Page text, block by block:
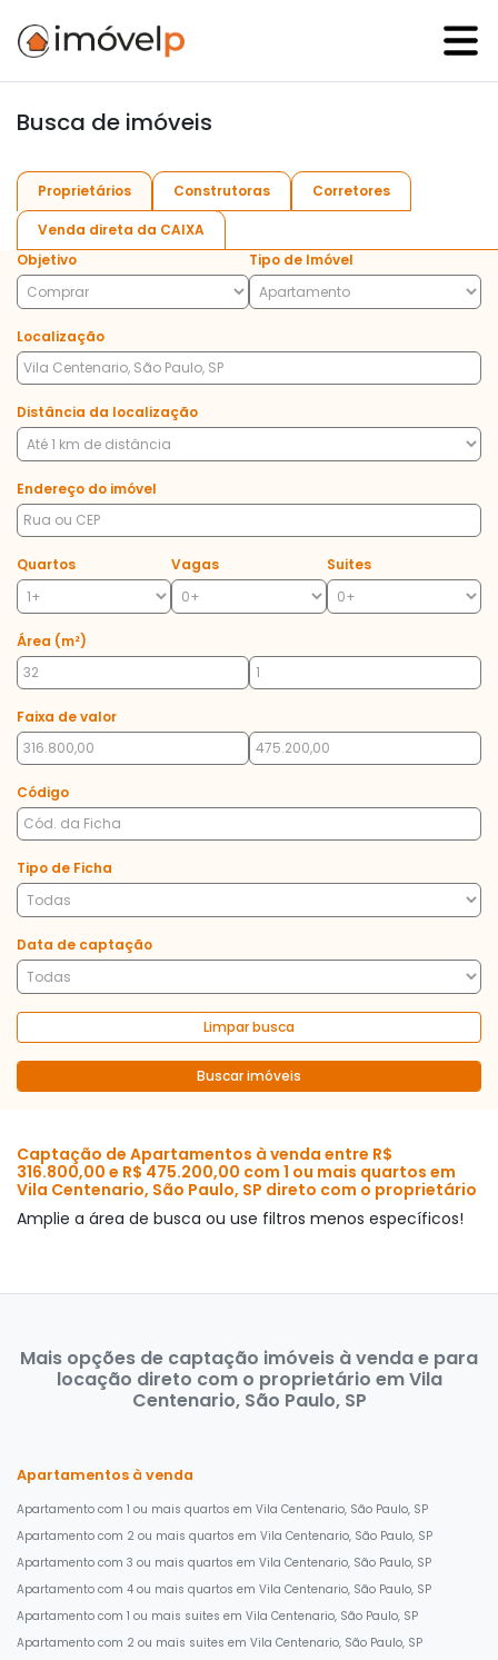
Busca de imóveis
Proprietários Construtoras Corretores
Venda direta da CAIXA
Objetivo
Tipo de Imóvel
Localização
Distância da localização
Endereço do imóvel
Quartos Vagas Suites
Área (m²)
Faixa de valor
Código
Tipo de Ficha
Data de captação
Limpar busca
Buscar imóveis
Captação de Apartamentos à venda entre R$
316.800,00 e R$ 475.200,00 com 1 ou mais quartos em
Vila Centenario, São Paulo, SP direto com o proprietário
Amplie a área de busca ou use filtros menos específicos!
Mais opções de captação imóveis à venda e para
locação direto com o proprietário em Vila
Centenario, São Paulo, SP
Apartamentos à venda
Apartamento com 1 ou mais quartos em Vila Centenario, São Paulo, SP
Apartamento com 2 ou mais quartos em Vila Centenario, São Paulo, SP
Apartamento com 3 ou mais quartos em Vila Centenario, São Paulo, SP
Apartamento com 4 ou mais quartos em Vila Centenario, São Paulo, SP
Apartamento com 1 ou mais suites em Vila Centenario, São Paulo, SP
Apartamento com 2 ou mais suites em Vila Centenario, São Paulo, SP